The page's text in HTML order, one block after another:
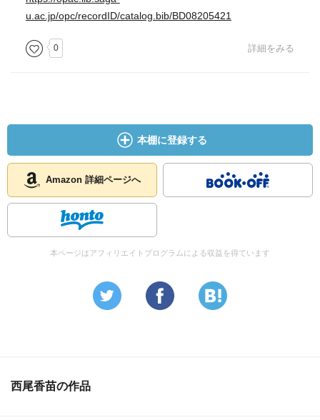
u.ac.jp/opc/recordID/catalog.bib/BD08205421
0 詳細をみる
本棚に登録する
Amazon 詳細ページへ
本ページはアフィリエイトプログラムによる収益を得ています
西尾香苗の作品